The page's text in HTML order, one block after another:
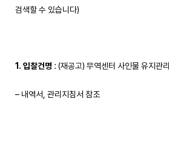
검색할 수 있습니다)
1. 입찰건명 : (재공고) 무역센터 사인물 유지관
– 내역서, 관리지침서 참조